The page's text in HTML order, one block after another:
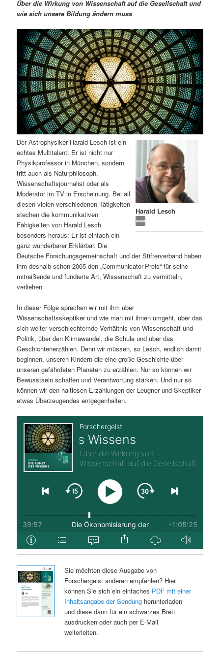
r
e
n
I
n
h
a
l
t
s
p
r
n
g
e
n
d
ä
r
e
n
I
n
h
a
l
t
s
r
i
n
g
e
n
n
a
a
t
i
o
n
Über die Wirkung von Wissenschaft auf die Gesellschaft und
wie sich unsere Bildung ändern muss
Harald Lesch
Der Astrophysiker Harald Lesch ist ein
echtes Multitalent: Er ist nicht nur
Physikprofessor in München, sondern
tritt auch als Naturphilosoph,
Wissenschaftsjournalist oder als
Moderator im TV in Erscheinung. Bei all
diesen vielen verschiedenen Tätigkeiten
stechen die kommunikativen
Fähigkeiten von Harald Lesch
besonders heraus: Er ist einfach ein
ganz wunderbarer Erklärbär. Die
Deutsche Forschungsgemeinschaft und der Stifterverband haben
ihm deshalb schon 2005 den „Communicator-Preis“ für seine
mitreißende und fundierte Art, Wissenschaft zu vermitteln,
verliehen.
In dieser Folge sprechen wir mit ihm über
Wissenschaftsskeptiker und wie man mit ihnen umgeht, über das
sich weiter verschlechternde Verhältnis von Wissenschaft und
Politik, über den Klimawandel, die Schule und über das
Geschichtenerzählen. Denn wir müssen, so Lesch, endlich damit
beginnen, unseren Kindern die eine große Geschichte über
unseren gefährdeten Planeten zu erzählen. Nur so können wir
Bewusstsein schaffen und Verantwortung stärken. Und nur so
können wir den haltlosen Erzählungen der Leugner und Skeptiker
etwas Überzeugendes entgegenhalten.
Sie möchten diese Ausgabe von
Forschergeist anderen empfehlen? Hier
können Sie sich ein einfaches PDF mit einer
Inhaltsangabe der Sendungherunterladen
und diese dann für ein schwarzes Brett
ausdrucken oder auch per E-Mail
weiterleiten.